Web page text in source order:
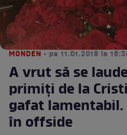
MONDEN • pe 11.01.2018 la
A vrut să se
primiţi de la
gafat lamentabil.
în offside